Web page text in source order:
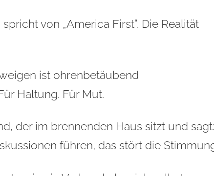
von „America First“. Die Realität
ist ohrenbetäubend
Haltung. Für Mut.
der im brennenden Haus sitzt und sagt:
führen, das stört die